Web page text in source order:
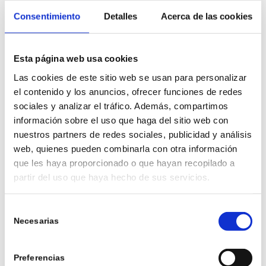
Consentimiento Detalles Acerca de las cookies
Esta página web usa cookies
Las cookies de este sitio web se usan para personalizar
el contenido y los anuncios, ofrecer funciones de redes
sociales y analizar el tráfico. Además, compartimos
información sobre el uso que haga del sitio web con
nuestros partners de redes sociales, publicidad y análisis
web, quienes pueden combinarla con otra información
que les haya proporcionado o que hayan recopilado a
partir del uso que haya hecho de sus servicios.
Necesarias
Preferencias
honestidad y transparencia:
quirúrgica)
Durante 12-18 meses, alineamos tus
dientes con ortodoncia previapara
que, cuando se reposicionen los
huesos, la mordida encaje
correctamente. Es como preparar el
terreno antes de mover los
cimientos.